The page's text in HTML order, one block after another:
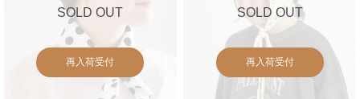
SOLD OUT
再入荷受付
SOLD OUT
再入荷受付